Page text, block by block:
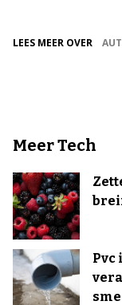
LEES MEER OVER
Meer Tech
Pvc